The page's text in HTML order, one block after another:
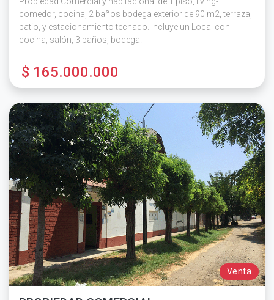
comedor, cocina, 2 baños bodega exterior de 90 m2, terraza,
patio, y estacionamiento techado. Incluye un Local con
cocina, salón, 3 baños, bodega.
$ 165.000.000
Venta